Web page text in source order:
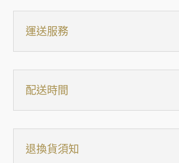
運送服務
配送時間
退換貨須知